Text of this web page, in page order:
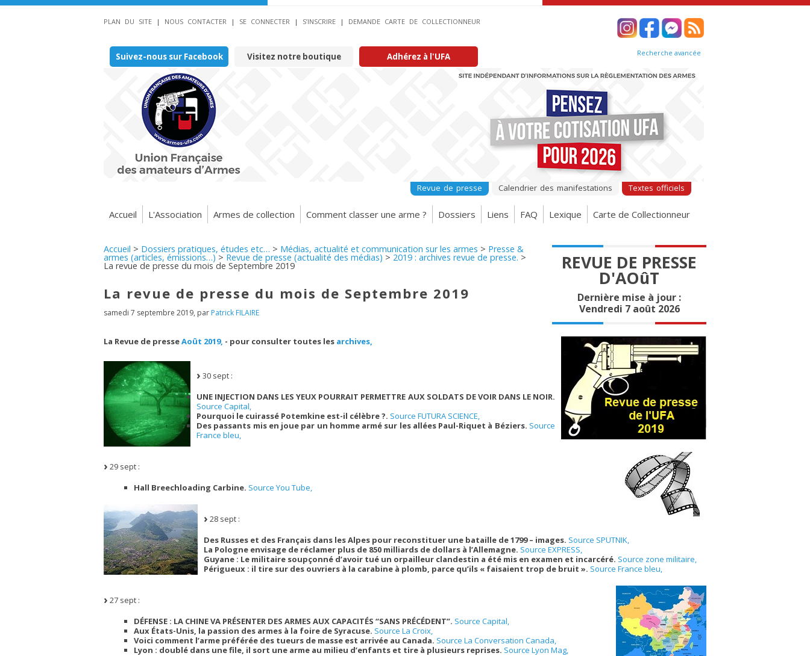
PLAN DU SITE | NOUS CONTACTER | SE CONNECTER | S’INSCRIRE | DEMANDE CARTE DE COLLECTIONNEUR
Suivez-nous sur Facebook Visitez notre boutique Adhérez à l'UFA Recherche avancée
Revue de presse Calendrier des manifestations Textes officiels
Accueil L'Association Armes de collection Comment classer une arme ? Dossiers Liens FAQ Lexique Carte de Collectionneur
REVUE DE PRESSE
D'AOûT
Dernière mise à jour :
Vendredi 7 août 2026
Accueil > Dossiers pratiques, études etc… > Médias, actualité et communication sur les armes > Presse &
armes (articles, émissions…)> Revue de presse (actualité des médias) > 2019 : archives revue de presse. >
La revue de presse du mois de Septembre 2019
La revue de presse du mois de Septembre 2019
samedi 7 septembre 2019, par Patrick FILAIRE
La Revue de presseAoût 2019, - pour consulter toutes les archives,
30 sept :
UNE INJECTION DANS LES YEUX POURRAIT PERMETTRE AUX SOLDATS DE VOIR DANS LE NOIR.
Source Capital,
Pourquoi le cuirassé Potemkine est-il célèbre ?. Source FUTURA SCIENCE,
Des passants mis en joue par un homme armé sur les allées Paul-Riquet à Béziers. Source
France bleu,
29 sept :
Hall Breechloading Carbine. Source You Tube,
28 sept :
Des Russes et des Français dans les Alpes pour reconstituer une bataille de 1799 – images. Source SPUTNIK,
La Pologne envisage de réclamer plus de 850 milliards de dollars à l’Allemagne. Source EXPRESS,
Guyane : Le militaire soupçonné d’avoir tué un orpailleur clandestin a été mis en examen et incarcéré. Source zone militaire,
Périgueux : il tire sur des ouvriers à la carabine à plomb, parce qu’ils « faisaient trop de bruit ». Source France bleu,
27 sept :
DÉFENSE : LA CHINE VA PRÉSENTER DES ARMES AUX CAPACITÉS “SANS PRÉCÉDENT”. Source Capital,
Aux États-Unis, la passion des armes à la foire de Syracuse. Source La Croix,
Voici comment l’arme préférée des tueurs de masse est arrivée au Canada. Source La Conversation Canada,
Lyon : doublé dans une file, il sort une arme au milieu d’enfants et tire à plusieurs reprises. Source Lyon Mag,